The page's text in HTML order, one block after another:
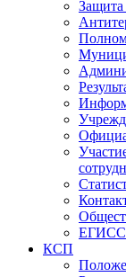
Защита
КСП